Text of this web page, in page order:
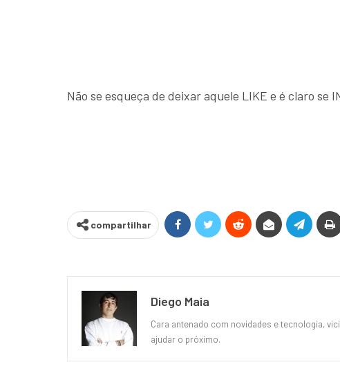
Não se esqueça de deixar aquele LIKE e é claro se
compartilhar
Diego Maia
Cara antenado com novidades e tecnologia,
ajudar o próximo.